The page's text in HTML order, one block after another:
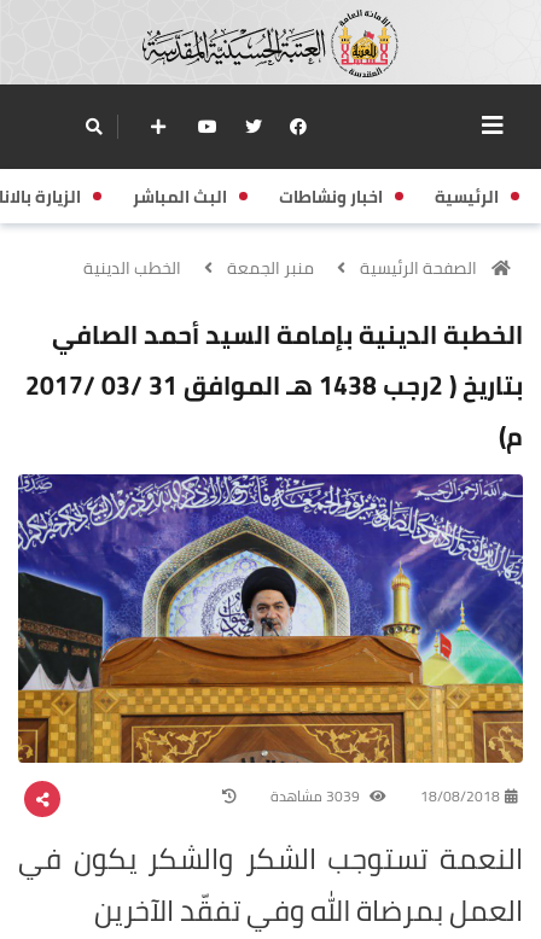
الرئيسية اخبار ونشاطات البث المباشر الزيارة
الصفحة الرئيسية منبر الجمعة الخطب الدينية
الخطبة الدينية بإمامة السيد أحمد الصافي
بتاريخ ( 2رجب 1438 هـ الموافق 31 /03 /2017
م)
18/08/2018
النعمة تستوجب الشكر والشكر يكون في
العمل بمرضاة الله وفي تفقّد الآخرين